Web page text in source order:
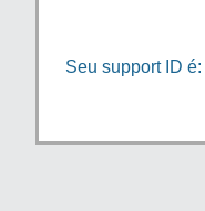
Seu support ID é: